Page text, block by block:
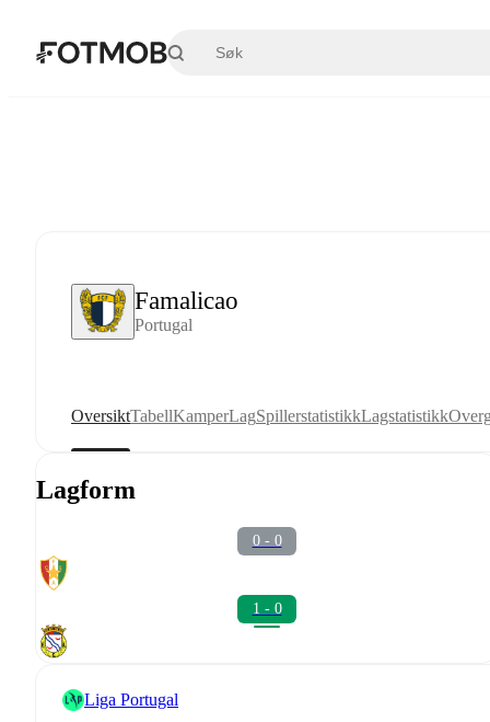
Famalicao
Portugal
OversiktTabellKamperLagSpillerstatistikkLagstatistikk
Lagform
0 - 0
1 - 0
Liga Portugal